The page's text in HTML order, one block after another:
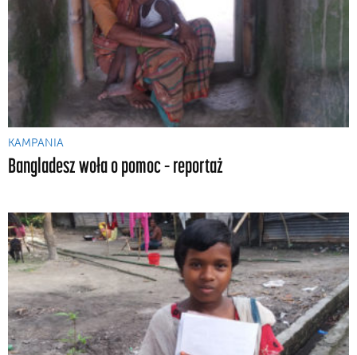
KAMPANIA
Bangladesz woła o pomoc – reportaż